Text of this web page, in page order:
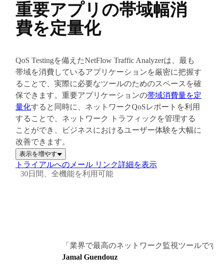
重要アプリの帯域幅消
費を定量化
QoS Testingを備えたNetFlow Traffic Analyzerは、最も
帯域を消費しているアプリケーションを厳密に把握す
ることで、実際に必要なツールのためのスペースを確
保できます。重要アプリケーションの帯域消費量を定
量化すると同時に、ネットワークQoSレポートを利用
することで、ネットワーク トラフィックを管理する
ことができ、ビジネスにおけるユーザー体験を大幅に
改善できます。
表示を増やす
トライアルへのメール リンク
30日間、全機能を利用可能
詳細を表示
「業界で最高のネットワーク監視ツールで
Jamal Guendouz